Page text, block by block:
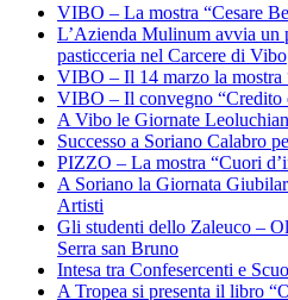
VIBO – La mostra “Cesare
L’Azienda Mulinum avvia un
pasticceria nel Carcere di Vibo
VIBO – Il 14 marzo la mostra
VIBO – Il convegno “Credito
A Vibo le Giornate
Successo a Soriano Calabro
PIZZO – La mostra “Cuori
A Soriano la Giornata
Artisti
Gli studenti dello Zaleuco –
Serra san Bruno
Intesa tra Confesercenti e
A Tropea si presenta il libro